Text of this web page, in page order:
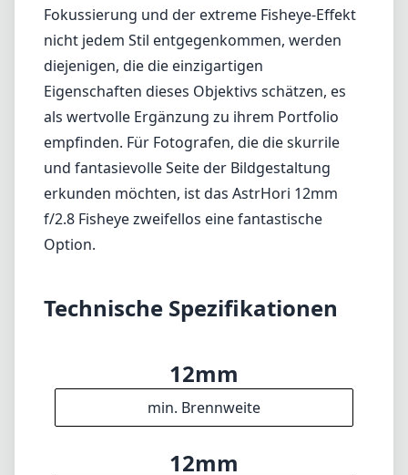
Fokussierung und der extreme Fisheye-Effekt
nicht jedem Stil entgegenkommen, werden
diejenigen, die die einzigartigen
Eigenschaften dieses Objektivs schätzen, es
als wertvolle Ergänzung zu ihrem Portfolio
empfinden. Für Fotografen, die die skurrile
und fantasievolle Seite der Bildgestaltung
erkunden möchten, ist das AstrHori 12mm
f/2.8 Fisheye zweifellos eine fantastische
Option.
Technische Spezifikationen
12mm
min. Brennweite
12mm